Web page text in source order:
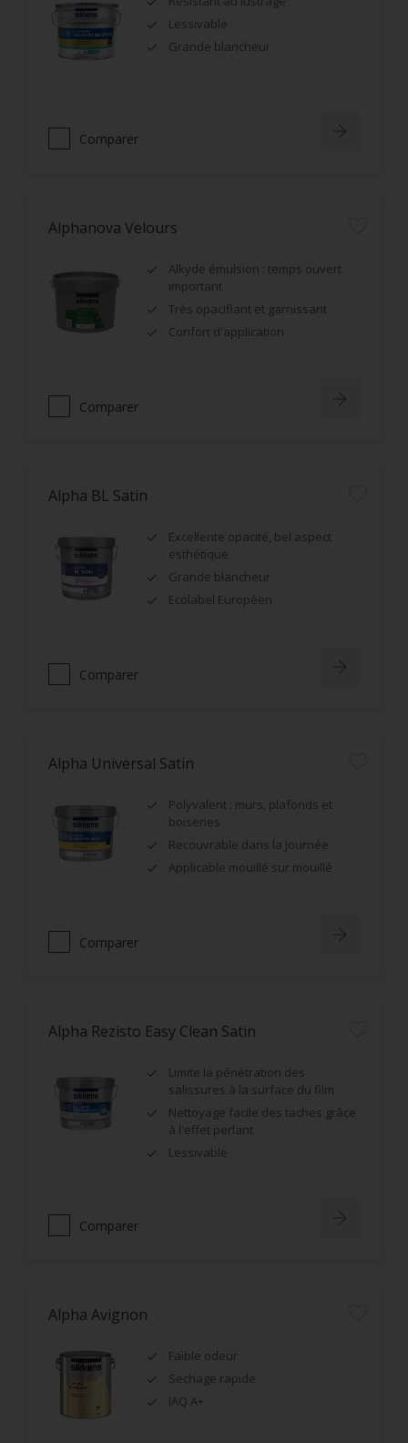
Lessivable
Grande blancheur
Comparer
Alphanova Velours
Alkyde émulsion : temps ouvert
important
Très opacifiant et garnissant
Confort d'application
Comparer
Alpha BL Satin
Excellente opacité, bel aspect
esthétique
Grande blancheur
Ecolabel Européen
Comparer
Alpha Universal Satin
Polyvalent : murs, plafonds et
boiseries
Recouvrable dans la journée
Applicable mouillé sur mouillé
Comparer
Alpha Rezisto Easy Clean Satin
Limite la pénétration des
salissures à la surface du film
Nettoyage facile des taches grâce
à l'effet perlant
Lessivable
Comparer
Alpha Avignon
Faible odeur
Sechage rapide
IAQ A+